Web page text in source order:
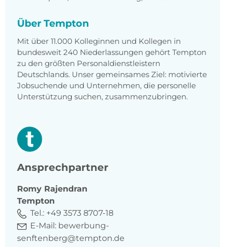
Über Tempton
Mit über 11.000 Kolleginnen und Kollegen in
bundesweit 240 Niederlassungen gehört Tempton
zu den größten Personaldienstleistern
Deutschlands. Unser gemeinsames Ziel: motivierte
Jobsuchende und Unternehmen, die personelle
Unterstützung suchen, zusammenzubringen.
Ansprechpartner
Romy Rajendran
Tempton
Tel.: +49 3573 8707-18
E-Mail: bewerbung-
senftenberg@tempton.de